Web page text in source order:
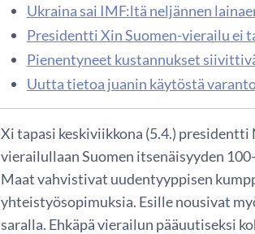
Ukraina sai IMF:ltä neljännen
Presidentti Xin Suomen-vierailu ei
Pienentyneet kustannukset
Uutta tietoa juanin käytöstä
Xi tapasi keskiviikkona (5.4.)
vierailullaan Suomen itsenäisyyden
Maat vahvistivat uudentyyppisen
yhteistyösopimuksia. Esille nousivat
saralla. Ehkäpä vierailun pääuutiseksi